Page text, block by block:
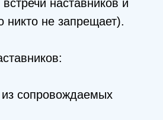
наставников и
никто не запрещает).
сопровождаемых